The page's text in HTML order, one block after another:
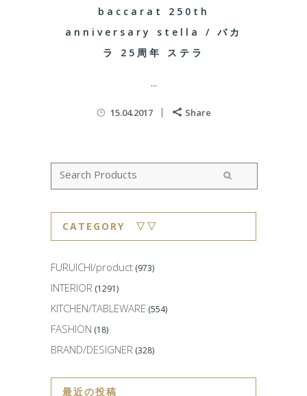
baccarat 250th
anniversary stella / バカ
ラ 25周年 ステラ
...
15.04.2017 Share
CATEGORY ▽▽
FURUICHI/product (973)
INTERIOR (1291)
KITCHEN/TABLEWARE (554)
FASHION (18)
BRAND/DESIGNER (328)
最近の投稿